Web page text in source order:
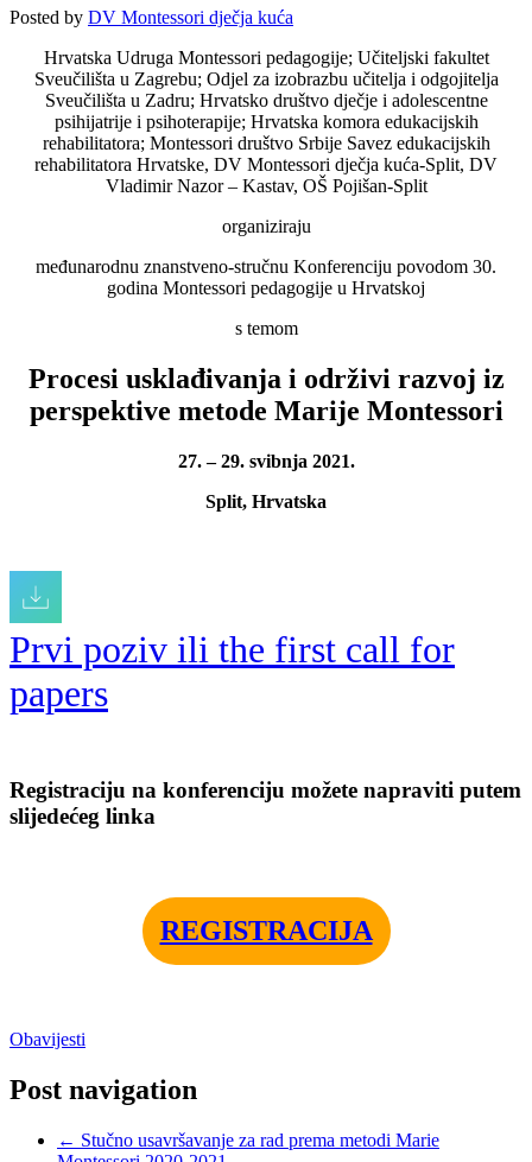
Posted by DV Montessori dječja kuća
Hrvatska Udruga Montessori pedagogije; Učiteljski fakultet
Sveučilišta u Zagrebu; Odjel za izobrazbu učitelja i odgojitelja
Sveučilišta u Zadru; Hrvatsko društvo dječje i adolescentne
psihijatrije i psihoterapije; Hrvatska komora edukacijskih
rehabilitatora; Montessori društvo Srbije Savez edukacijskih
rehabilitatora Hrvatske, DV Montessori dječja kuća-Split, DV
Vladimir Nazor – Kastav, OŠ Pojišan-Split
organiziraju
međunarodnu znanstveno-stručnu Konferenciju povodom 30.
godina Montessori pedagogije u Hrvatskoj
s temom
Procesi usklađivanja i održivi razvoj iz
perspektive metode Marije Montessori
27. – 29. svibnja 2021.
Split, Hrvatska
Prvi poziv ili the first call for
papers
Registraciju na konferenciju možete napraviti putem
slijedećeg linka
REGISTRACIJA
Obavijesti
Post navigation
← Stučno usavršavanje za rad prema metodi Marie